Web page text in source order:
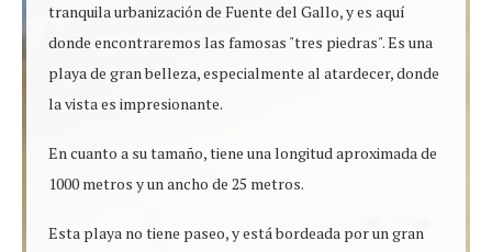
tranquila urbanización de Fuente del Gallo, y es aquí
donde encontraremos las famosas "tres piedras". Es una
playa de gran belleza, especialmente al atardecer, donde
la vista es impresionante.
En cuanto a su tamaño, tiene una longitud aproximada de
1000 metros y un ancho de 25 metros.
Esta playa no tiene paseo, y está bordeada por un gran